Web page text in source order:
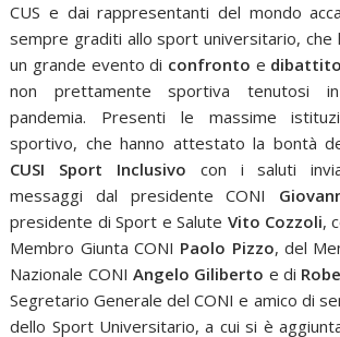
CUS e dai rappresentanti del mondo
sempre graditi allo sport universitario, che
un grande evento di confronto e dibattito
non prettamente sportiva tenutosi
pandemia. Presenti le massime
sportivo, che hanno attestato la bontà
CUSI Sport Inclusivo con i saluti
messaggi dal presidente CONI
presidente di Sport e Salute Vito Cozzoli,
Membro Giunta CONI Paolo Pizzo, del
Nazionale CONI Angelo Giliberto e di
Segretario Generale del CONI e amico di
dello Sport Universitario, a cui si è